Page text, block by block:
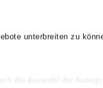
unterbreiten zu
die Auswahl der